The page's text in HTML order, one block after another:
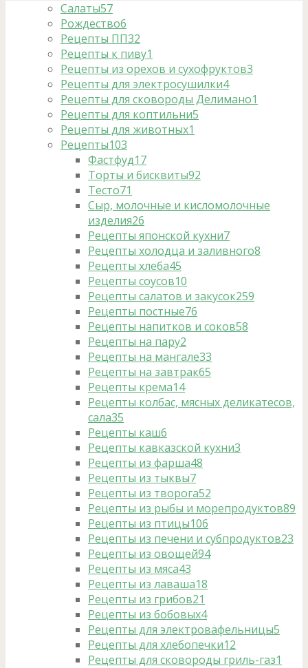
Салаты57
Рождество6
Рецепты ПП32
Рецепты к пиву1
Рецепты из орехов и сухофруктов3
Рецепты для электросушилки4
Рецепты для сковороды Делимано1
Рецепты для коптильни5
Рецепты для животных1
Рецепты103
Фастфуд17
Торты и бисквиты92
Тесто71
Сыр, молочные и кисломолочные
изделия26
Рецепты японской кухни7
Рецепты холодца и заливного8
Рецепты хлеба45
Рецепты соусов10
Рецепты салатов и закусок259
Рецепты постные76
Рецепты напитков и соков58
Рецепты на пару2
Рецепты на мангале33
Рецепты на завтрак65
Рецепты крема14
Рецепты колбас, мясных деликатесов,
сала35
Рецепты каш6
Рецепты кавказской кухни3
Рецепты из фарша48
Рецепты из тыквы7
Рецепты из творога52
Рецепты из рыбы и морепродуктов89
Рецепты из птицы106
Рецепты из печени и субпродуктов23
Рецепты из овощей94
Рецепты из мяса43
Рецепты из лаваша18
Рецепты из грибов21
Рецепты из бобовых4
Рецепты для электровафельницы5
Рецепты для хлебопечки12
Рецепты для сковороды гриль-газ1